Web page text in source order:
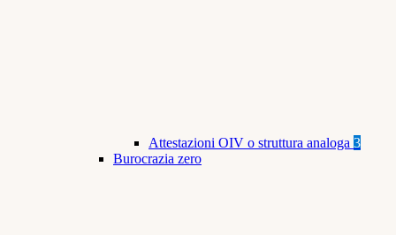
Attestazioni OIV o struttura analoga 3
Burocrazia zero